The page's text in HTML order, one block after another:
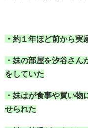
・約１年ほど前から実
・妹の部屋を汐谷さ
をしていた
・妹はが食事や買い物
せられた